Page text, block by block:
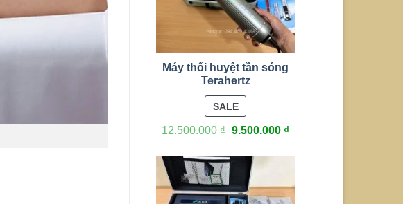
Máy thổi huyệt tần sóng
Terahertz
SALEPRODUCT
ON
SALE
12.500.000₫ 9.500.000 ₫